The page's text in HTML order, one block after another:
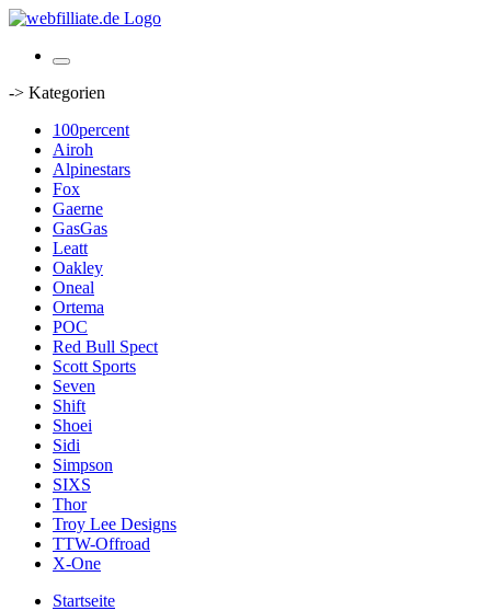
-> Kategorien
100percent
Airoh
Alpinestars
Fox
Gaerne
GasGas
Leatt
Oakley
Oneal
Ortema
POC
Red Bull Spect
Scott Sports
Seven
Shift
Shoei
Sidi
Simpson
SIXS
Thor
Troy Lee Designs
TTW-Offroad
X-One
Startseite